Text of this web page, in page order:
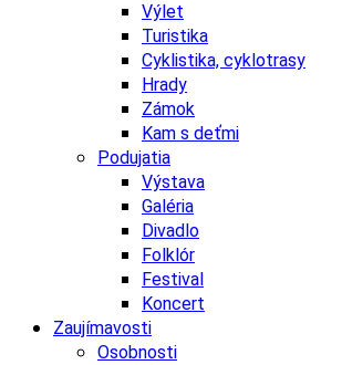
Výlet
Turistika
Cyklistika, cyklotrasy
Hrady
Zámok
Kam s deťmi
Podujatia
Výstava
Galéria
Divadlo
Folklór
Festival
Koncert
Zaujímavosti
Osobnosti